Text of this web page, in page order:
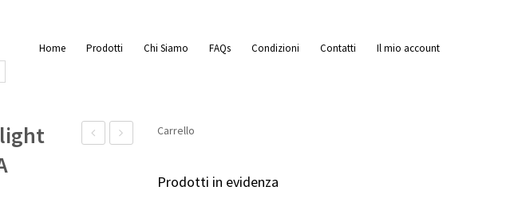
Home Prodotti Chi Siamo FAQs Condizioni Contatti Il mio account
Carrello
Prodotti in evidenza